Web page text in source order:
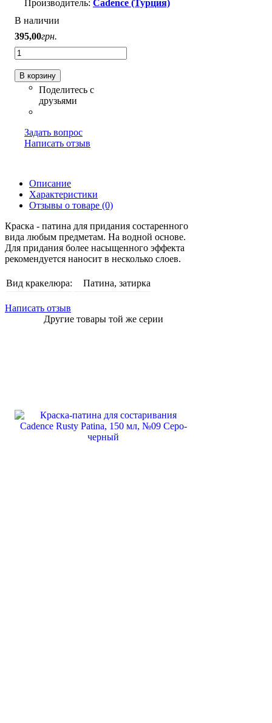
Cadence (Турция)
В наличии
395,00грн.
В корзину
Задать вопрос
Написать отзыв
Описание
Характеристики
Отзывы о товаре (0)
Краска - патина для придания состаренного
вида любым предметам. На водной основе.
Для придания более насыщенного эффекта
рекомендуется наносит в несколько слоев.
Вид кракелюра: Патина, затирка
Написать отзыв
Другие товары той же серии